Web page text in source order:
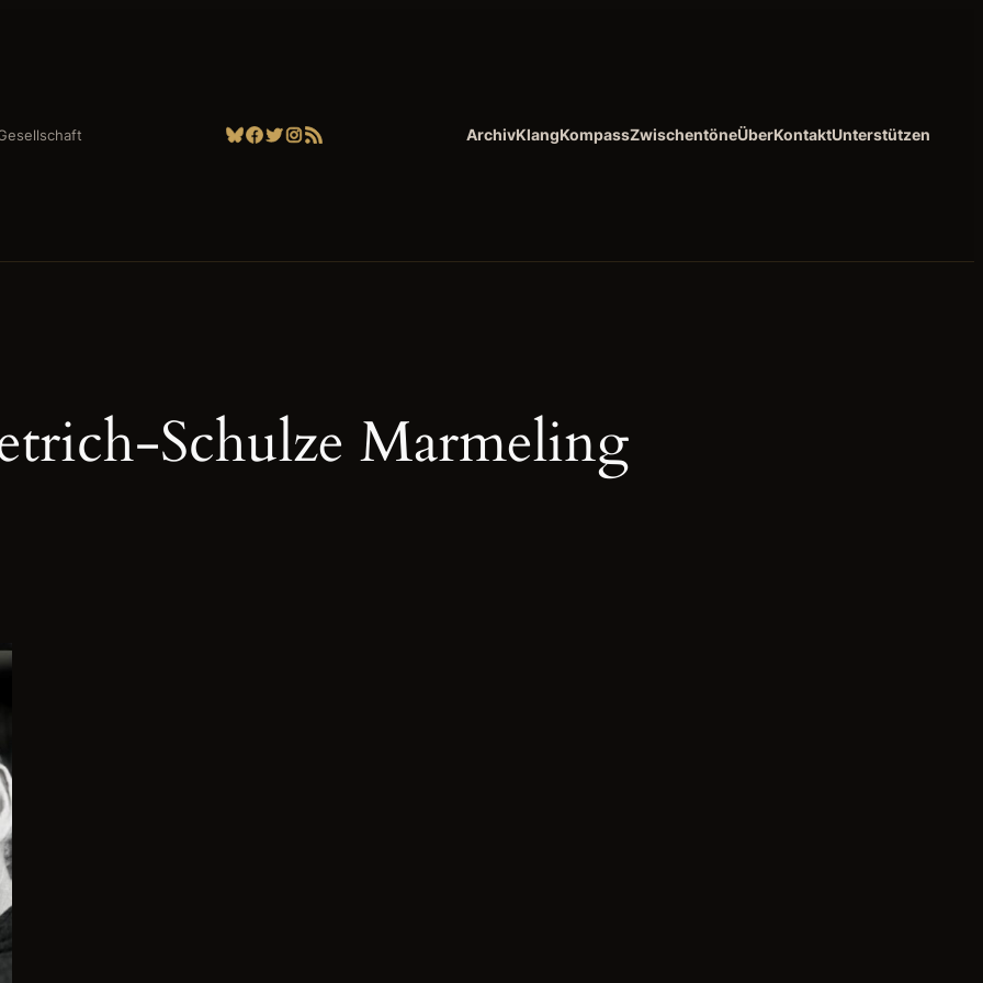
Bluesky
Facebook
Twitter
Instagram
RSS-Feed ArchivKlangKompassZwischentöneÜberKontaktUnterstützen
Schulze Marmeling